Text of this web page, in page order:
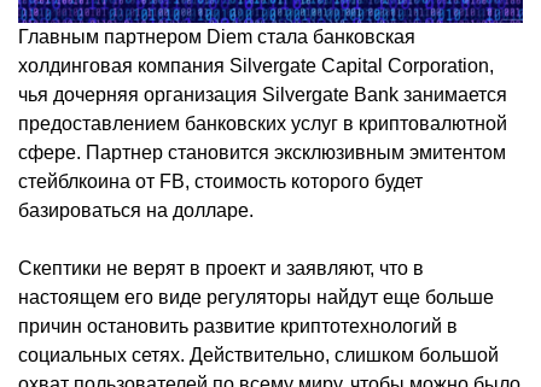
Главным партнером Diem стала банковская
холдинговая компания Silvergate Capital Corporation,
чья дочерняя организация Silvergate Bank занимается
предоставлением банковских услуг в криптовалютной
сфере. Партнер становится эксклюзивным эмитентом
стейблкоина от FB, стоимость которого будет
базироваться на долларе.
Скептики не верят в проект и заявляют, что в
настоящем его виде регуляторы найдут еще больше
причин остановить развитие криптотехнологий в
социальных сетях. Действительно, слишком большой